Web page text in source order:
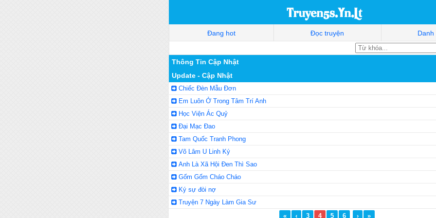
Đang hot Đọc truyện Danh
Thông Tin Cập Nhật
Update - Cập Nhật
Chiếc Đèn Mẫu Đơn
Em Luôn Ở Trong Tâm Trí Anh
Học Viện Ác Quỷ
Đại Mạc Đao
Tam Quốc Tranh Phong
Võ Lâm U Linh Ký
Anh Là Xã Hội Đen Thì Sao
Gốm Gốm Cháo Cháo
Ký sự đòi nợ
Truyện 7 Ngày Làm Gia Sư
«
‹ 3 4 5 6 › »